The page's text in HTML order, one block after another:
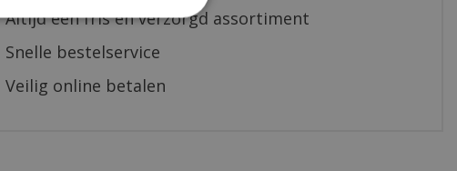
Altijd een fris en verzorgd assortiment
Snelle bestelservice
Veilig online betalen